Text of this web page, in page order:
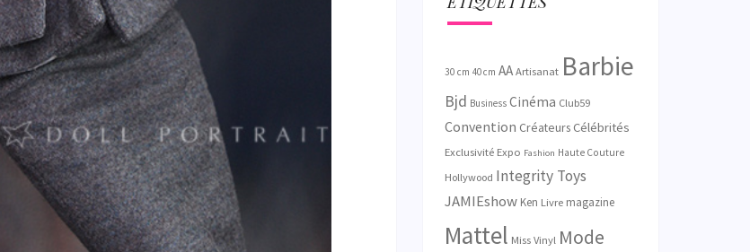
30 cm 40 cm AA Artisanat Barbie
Bjd Business Cinéma Club59
Convention CréateursCélébrités
Exclusivité Expo Fashion Haute Couture
Hollywood Integrity Toys
JAMIEshow Ken Livre magazine
Mattel Miss Vinyl Mode